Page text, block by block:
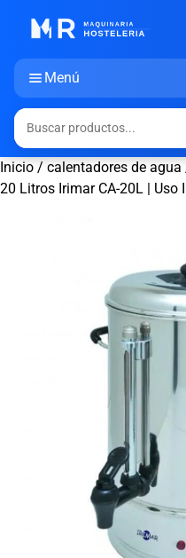
Menú
Inicio / calentadores de agua
20 Litros Irimar CA-20L | Uso